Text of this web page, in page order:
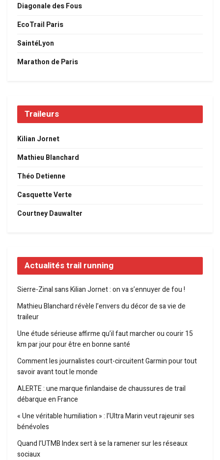
Diagonale des Fous
EcoTrail Paris
SaintéLyon
Marathon de Paris
Traileurs
Kilian Jornet
Mathieu Blanchard
Théo Detienne
Casquette Verte
Courtney Dauwalter
Actualités trail running
Sierre-Zinal sans Kilian Jornet : on va s’ennuyer de fou !
Mathieu Blanchard révèle l’envers du décor de sa vie de
traileur
Une étude sérieuse affirme qu’il faut marcher ou courir 15
km par jour pour être en bonne santé
Comment les journalistes court-circuitent Garmin pour tout
savoir avant tout le monde
ALERTE : une marque finlandaise de chaussures de trail
débarque en France
« Une véritable humiliation » : l’Ultra Marin veut rajeunir ses
bénévoles
Quand l’UTMB Index sert à se la ramener sur les réseaux
sociaux